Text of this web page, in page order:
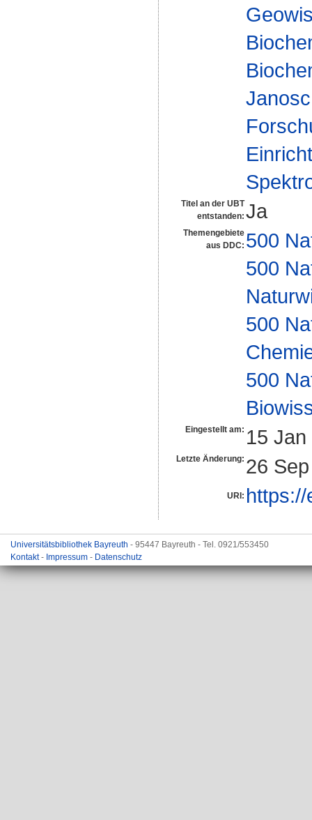
Titel an der UBT
entstanden: Ja
Themengebiete
aus DDC: 500
500
500
500
Eingestellt am: 15
Letzte Änderung: 26
URI:
Universitätsbibliothek Bayreuth - 95447 Bayreuth - Tel. 0921/553450
Kontakt- Impressum - Datenschutz